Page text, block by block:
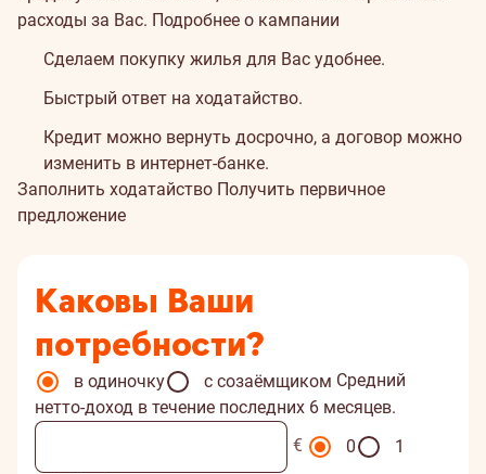
расходы за Вас. Подробнее о кампании
Сделаем покупку жилья для Вас удобнее.
Быстрый ответ на ходатайство.
Кредит можно вернуть досрочно, а договор можно
изменить в интернет-банке.
Заполнить ходатайство Получить первичное
предложение
Каковы Ваши
потребности?
в одиночку с созаёмщиком Средний
нетто-доход в течение последних 6 месяцев.
€
0
1